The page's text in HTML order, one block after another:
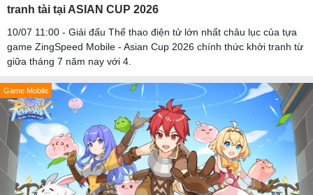
tranh tài tại ASIAN CUP 2026
10/07 11:00 - Giải đấu Thể thao điện tử lớn nhất châu lục của tựa
game ZingSpeed Mobile - Asian Cup 2026 chính thức khởi tranh từ
giữa tháng 7 năm nay với 4.
Game Mobile